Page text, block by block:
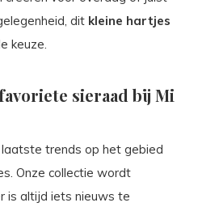
dit kleine hartjes
keuze.
sieraad bij Mi
trends op het gebied
Onze collectie wordt
is altijd iets nieuws te